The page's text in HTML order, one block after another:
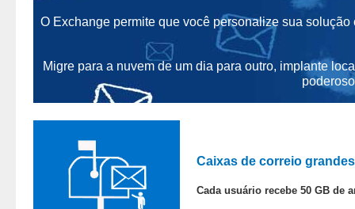
O Exchange permite que você personalize sua
Migre para a nuvem de um dia para outro, implante
Caixas de correio grandes
Cada usuário recebe 50 GB de